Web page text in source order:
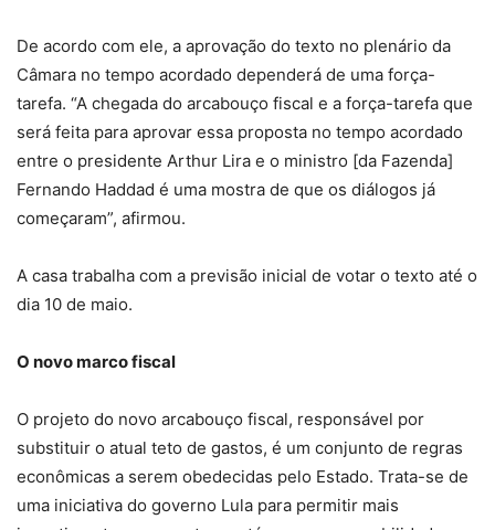
De acordo com ele, a aprovação do texto no plenário da
Câmara no tempo acordado dependerá de uma força-
tarefa. “A chegada do arcabouço fiscal e a força-tarefa que
será feita para aprovar essa proposta no tempo acordado
entre o presidente Arthur Lira e o ministro [da Fazenda]
Fernando Haddad é uma mostra de que os diálogos já
começaram”, afirmou.
A casa trabalha com a previsão inicial de votar o texto até o
dia 10 de maio.
O novo marco fiscal
O projeto do novo arcabouço fiscal, responsável por
substituir o atual teto de gastos, é um conjunto de regras
econômicas a serem obedecidas pelo Estado. Trata-se de
uma iniciativa do governo Lula para permitir mais